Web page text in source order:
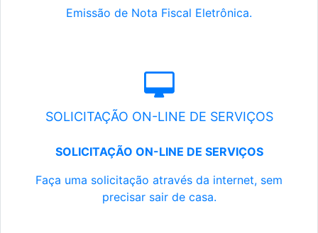
Emissão de Nota Fiscal Eletrônica.
SOLICITAÇÃO ON-LINE DE SERVIÇOS
SOLICITAÇÃO ON-LINE DE SERVIÇOS
Faça uma solicitação através da internet, sem
precisar sair de casa.